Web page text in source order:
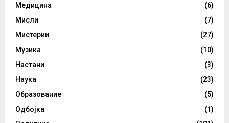
Медицина
(6)
Мисли
(7)
Мистерии
(27)
Музика
(10)
Настани
(3)
Наука
(23)
Образование
(5)
Одбојка
(1)